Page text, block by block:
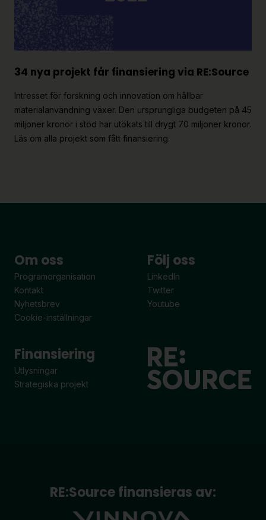
34 nya projekt får finansiering via RE:Source
Intresset för forskning och innovation om hållbar
materialanvändning växer. Den ursprungliga budgeten på 45
miljoner kronor i stöd har utökats till drygt 70 miljoner kronor.
Läs om alla projekt som fått finansiering.
Om oss
Programorganisation
Kontakt
Nyhetsbrev
Cookie-inställningar
Följ oss
LinkedIn
Twitter
Youtube
Finansiering
Utlysningar
Strategiska projekt
RE:Source finansieras av: